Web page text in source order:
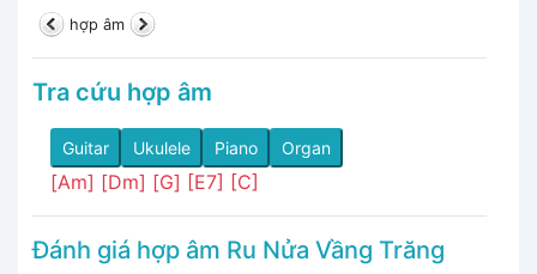
hợp âm
Tra cứu hợp âm
Guitar Ukulele Piano Organ
[Am] [Dm] [G] [E7] [C]
Đánh giá hợp âm Ru Nửa Vầng Trăng